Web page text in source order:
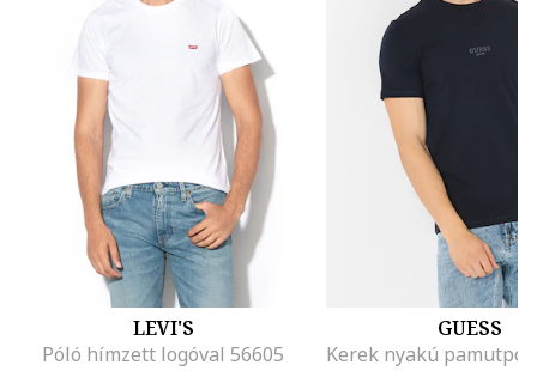
LEVI'S
Póló hímzett logóval 56605
GUESS